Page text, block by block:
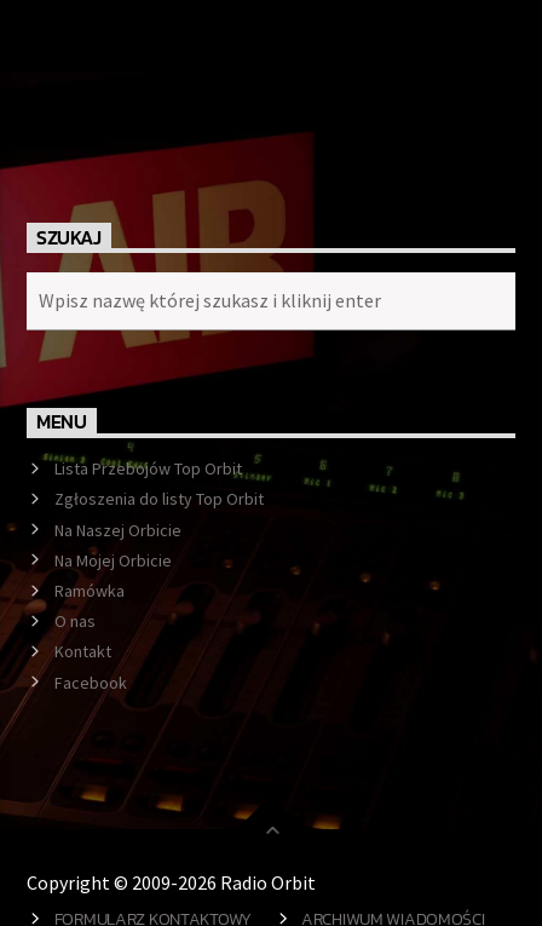
SZUKAJ
MENU
Lista Przebojów Top Orbit
Zgłoszenia do listy Top Orbit
Na Naszej Orbicie
Na Mojej Orbicie
Ramówka
O nas
Kontakt
Facebook
Copyright © 2009-2026 Radio Orbit
FORMULARZ KONTAKTOWY ARCHIWUM WIADOMOŚCI